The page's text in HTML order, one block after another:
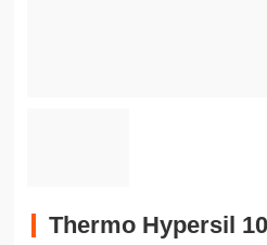
Thermo Hypersil